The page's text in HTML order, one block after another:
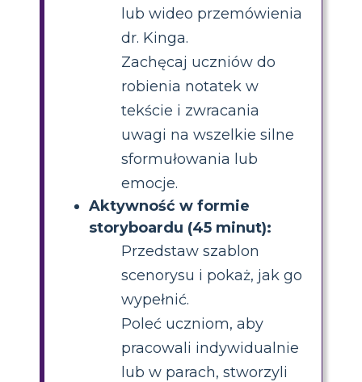
lub wideo przemówienia
dr. Kinga.
Zachęcaj uczniów do
robienia notatek w
tekście i zwracania
uwagi na wszelkie silne
sformułowania lub
emocje.
Aktywność w formie
storyboardu (45 minut):
Przedstaw szablon
scenorysu i pokaż, jak go
wypełnić.
Poleć uczniom, aby
pracowali indywidualnie
lub w parach, stworzyli